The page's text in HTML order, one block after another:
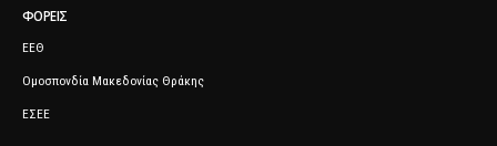
ΦΟΡΕΊΣ
ΕΕΘ
Ομοσπονδία Μακεδονίας Θράκης
ΕΣΕΕ